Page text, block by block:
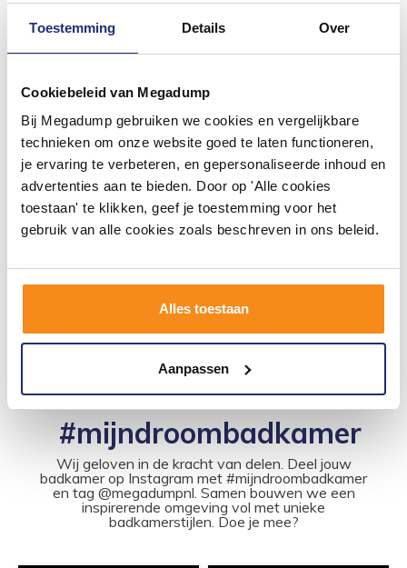
Toestemming Details Over
Cookiebeleid van Megadump
Bij Megadump gebruiken we cookies en vergelijkbare
technieken om onze website goed te laten functioneren,
je ervaring te verbeteren, en gepersonaliseerde inhoud en
advertenties aan te bieden. Door op 'Alle cookies
toestaan' te klikken, geef je toestemming voor het
gebruik van alle cookies zoals beschreven in ons beleid.
Alles toestaan
Aanpassen
Vloertegel Douglas & Jones
Magnum 120x120 cm
mm Mat Jasper Rouge (prijs
per m2)
Binnen 5 weken geleverd
108,30
89,50
Meer info
Vloertegel Stonemood
80x80 cm Grey (Prijs per m2)
Binnen 5 (werk)dagen
geleverd
49,25
Meer info
1 2 3 4 5 115
#mijndroombadkamer
Wij geloven in de kracht van delen. Deel jouw
badkamer op Instagram met #mijndroombadkamer
en tag @megadumpnl. Samen bouwen we een
inspirerende omgeving vol met unieke
badkamerstijlen. Doe je mee?